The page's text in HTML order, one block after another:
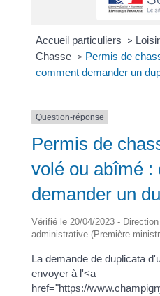
Accueil particuliers >
Chasse > Permis de
comment demander un
Question-réponse
Permis de
volé ou abîmé :
demander un
Vérifié le 20/04/2023 -
administrative (Première
La demande de duplicata
envoyer à l'<a
href="https://